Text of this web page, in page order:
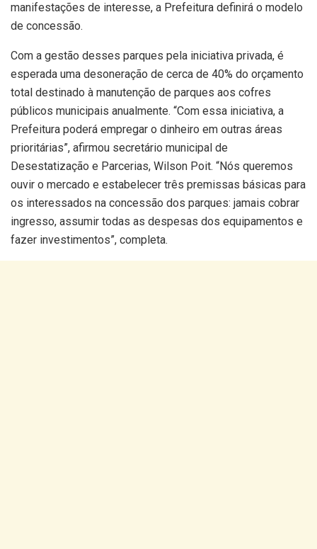
manifestações de interesse, a Prefeitura definirá o modelo
de concessão.
Com a gestão desses parques pela iniciativa privada, é
esperada uma desoneração de cerca de 40% do orçamento
total destinado à manutenção de parques aos cofres
públicos municipais anualmente. “Com essa iniciativa, a
Prefeitura poderá empregar o dinheiro em outras áreas
prioritárias”, afirmou secretário municipal de
Desestatização e Parcerias, Wilson Poit. “Nós queremos
ouvir o mercado e estabelecer três premissas básicas para
os interessados na concessão dos parques: jamais cobrar
ingresso, assumir todas as despesas dos equipamentos e
fazer investimentos”, completa.